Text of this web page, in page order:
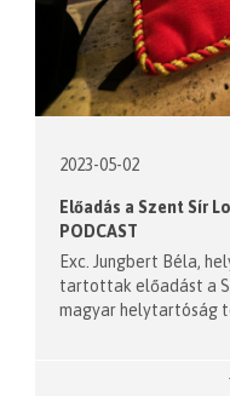
2023-05-02
Előadás a Szent Sír
PODCAST
Exc. Jungbert Béla,
tartottak előadást a
magyar helytartóság